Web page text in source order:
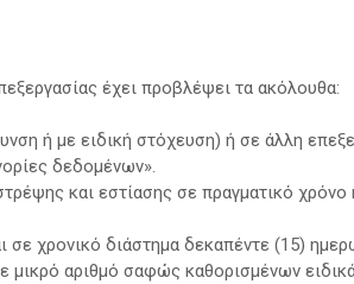
έχει προβλέψει τα ακόλουθα:
ή με ειδική στόχευση) ή σε άλλη
δεδομένων».
και εστίασης σε πραγματικό
σε χρονικό διάστημα δεκαπέντε (15)
αριθμό σαφώς καθορισμένων